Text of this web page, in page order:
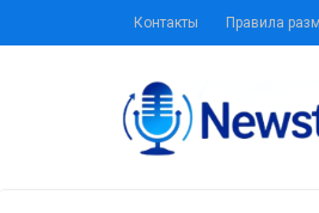
Контакты Правила